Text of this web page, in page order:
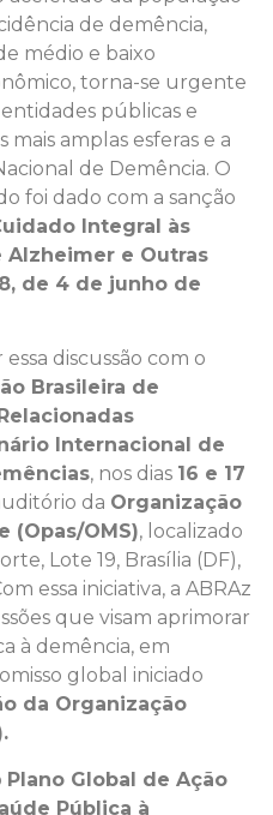
de demência,
médio e baixo
torna-se urgente
públicas e
mais amplas esferas e a
de Demência. O
foi dado com a sanção
Integral às
Alzheimer e Outras
de 4 de junho de
discussão com o
Brasileira de
Internacional de
, nos dias 16 e 17
da Organização
(Opas/OMS), localizado
Lote 19, Brasília (DF),
essa iniciativa, a ABRAz
que visam aprimorar
à demência, em
global iniciado
da Organização
Plano Global de Ação
Pública à